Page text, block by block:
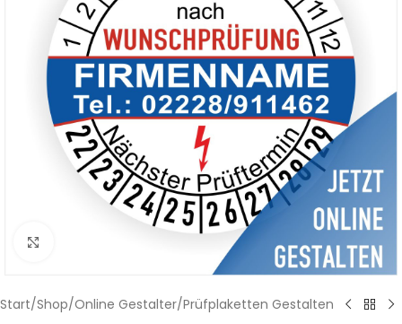
Start/Shop/Online Gestalter/Prüfplaketten Gestalten